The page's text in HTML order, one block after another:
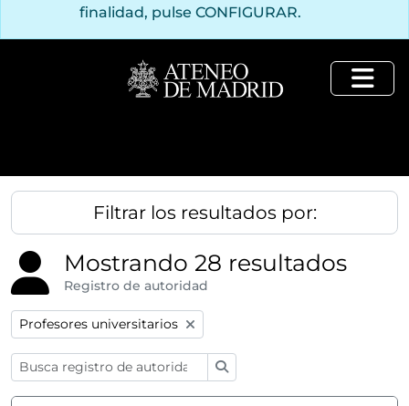
finalidad, pulse CONFIGURAR.
Filtrar los resultados por:
Mostrando 28 resultados
Registro de autoridad
Remove filter:
Profesores universitarios